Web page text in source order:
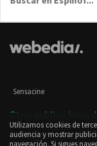
Sensacine
Otras publicaciones
Utilizamos cookies de
audiencia y mostrar
navegación. Si sigues